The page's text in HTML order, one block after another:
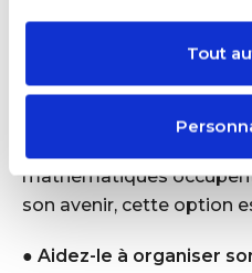
Tout
et motivés.
mathématiques
son avenir, cette option
● Aidez-le à organiser